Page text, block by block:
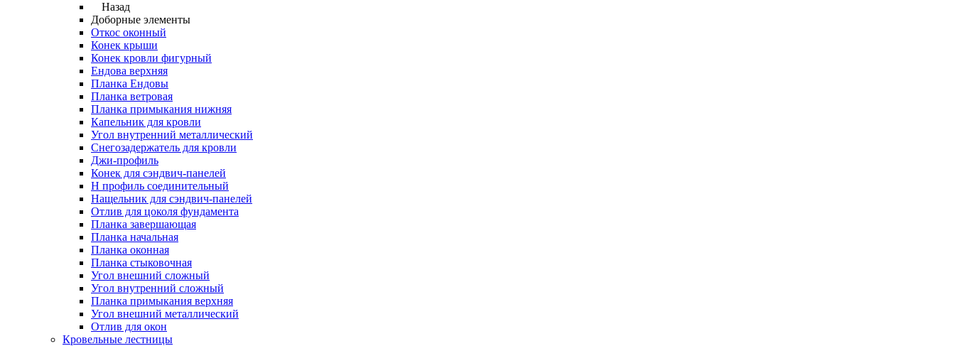
Назад
Доборные элементы
Откос оконный
Конек крыши
Конек кровли фигурный
Ендова верхняя
Планка Ендовы
Планка ветровая
Планка примыкания нижняя
Капельник для кровли
Угол внутренний металлический
Снегозадержатель для кровли
Джи-профиль
Конек для сэндвич-панелей
Н профиль соединительный
Нащельник для сэндвич-панелей
Отлив для цоколя фундамента
Планка завершающая
Планка начальная
Планка оконная
Планка стыковочная
Угол внешний сложный
Угол внутренний сложный
Планка примыкания верхняя
Угол внешний металлический
Отлив для окон
Кровельные лестницы